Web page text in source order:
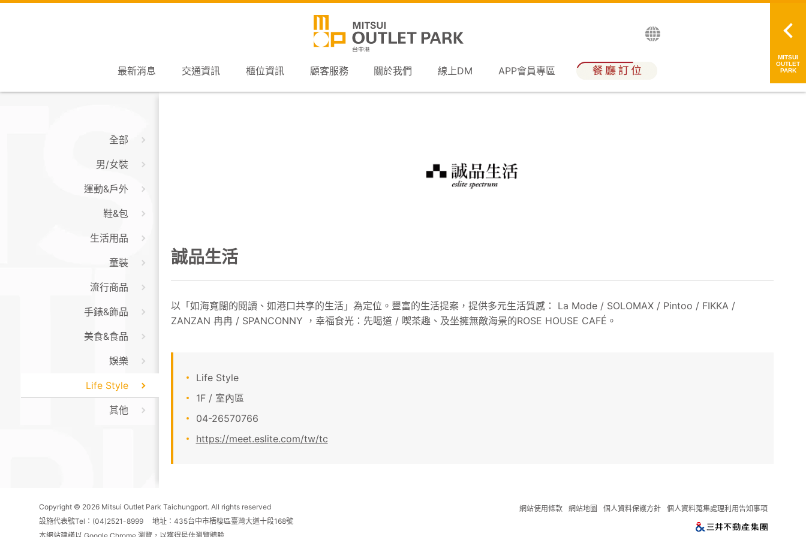
最新消息 交通資訊 櫃位資訊 顧客服務 關於我們 線上DM APP會員專區
MITSUI
OUTLET
PARK
全部
男/女裝
運動&戶外
鞋&包
生活用品
童裝
流行商品
手錶&飾品
美食&食品
娛樂
Life Style
其他
誠品生活
以「如海寬闊的閱讀、如港口共享的生活」為定位。豐富的生活提案，提供多元生活質感： La Mode / SOLOMAX / Pintoo / FIKKA /
ZANZAN 冉冉 / SPANCONNY ，幸福食光：先喝道 / 喫茶趣、及坐擁無敵海景的ROSE HOUSE CAFÉ。
Life Style
1F / 室內區
04-26570766
https://meet.eslite.com/tw/tc
Copyright © 2026 Mitsui Outlet Park Taichungport. All rights reserved
設施代表號Tel：(04)2521-8999 地址：435台中市梧棲區臺灣大道十段168號
網站使用條款 網站地圖 個人資料保護方針 個人資料蒐集處理利用告知事項